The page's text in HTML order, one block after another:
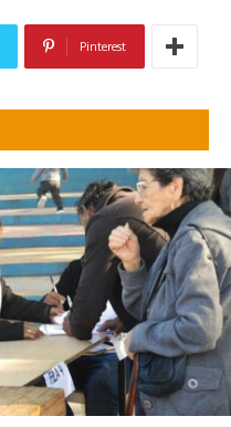
Pinterest